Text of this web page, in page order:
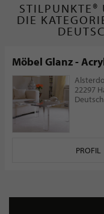
STILPUNKTE®
DIE
Möbel Glanz -
22297
PROFIL